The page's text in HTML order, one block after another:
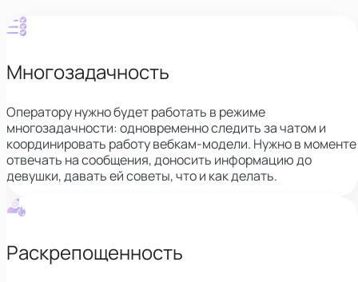
Многозадачность
Оператору нужно будет работать в режиме
многозадачности: одновременно следить за чатом и
координировать работу вебкам-модели. Нужно в моменте
отвечать на сообщения, доносить информацию до
девушки, давать ей советы, что и как делать.
Раскрепощенность